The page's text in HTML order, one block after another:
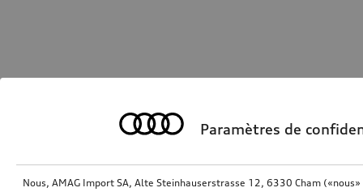
Paramètres de
Nous, AMAG Import SA, Alte Steinhauserstrasse 12, 6330 Cham